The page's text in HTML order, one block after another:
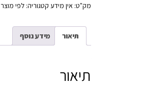
מק"ט: אין מידע קטגוריה: לפי מוצר
תיאור מידע נוסף
תיאור